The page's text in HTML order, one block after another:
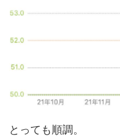
とっても順調。